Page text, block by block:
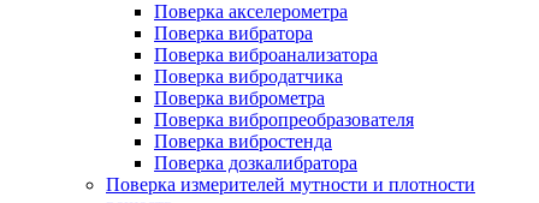
Поверка акселерометра
Поверка вибратора
Поверка виброанализатора
Поверка вибродатчика
Поверка виброметра
Поверка вибропреобразователя
Поверка вибростенда
Поверка дозкалибратора
Поверка измерителей мутности и плотности